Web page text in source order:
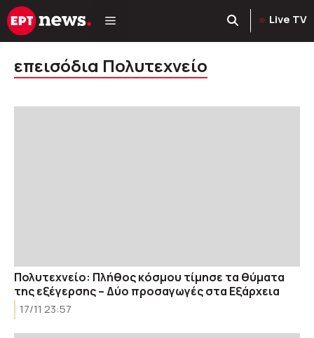
Μετάβαση
σε
Live TV
επεισόδια Πολυτεχνείο
Πολυτεχνείο: Πλήθος κόσμου τίμησε τα θύματα
της εξέγερσης – Δύο προσαγωγές στα Εξάρχεια
17/11 23:57